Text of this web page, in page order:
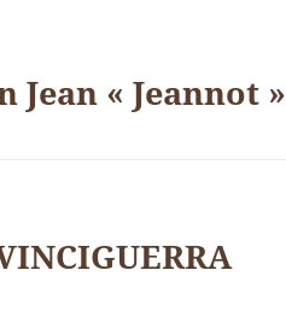
« Jeannot »